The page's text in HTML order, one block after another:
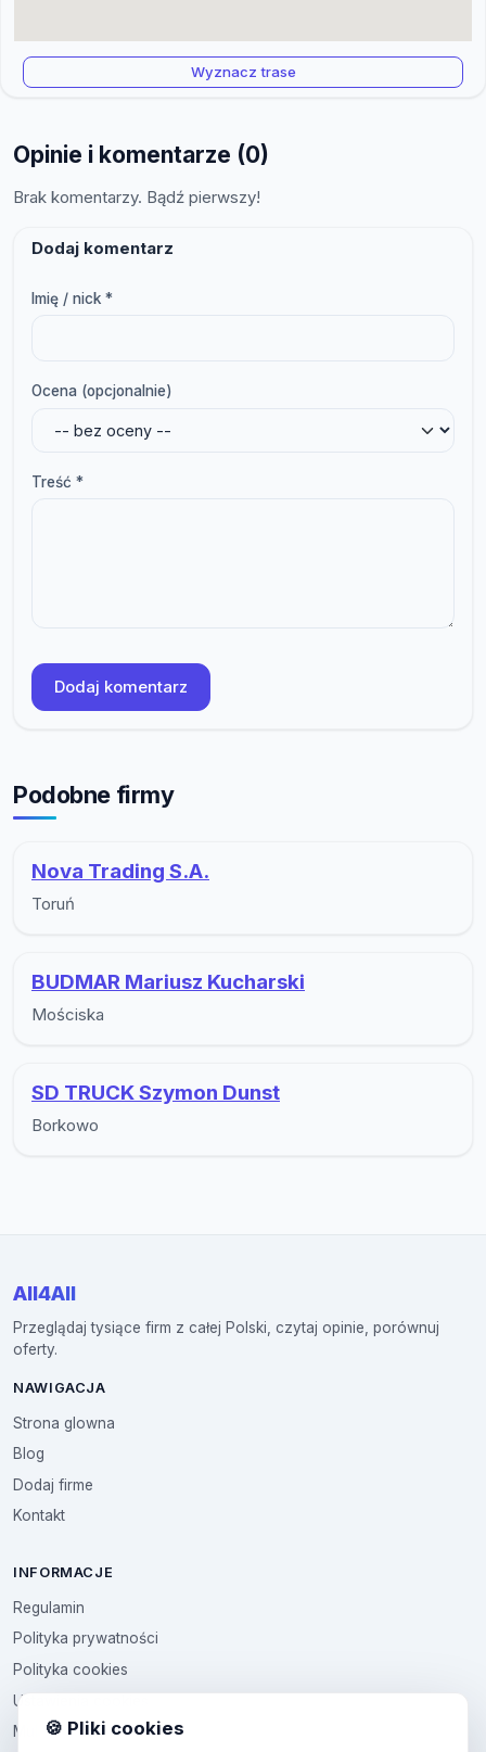
Wyznacz trase
Opinie i komentarze (0)
Brak komentarzy. Bądź pierwszy!
Dodaj komentarz
Imię / nick *
Ocena (opcjonalnie)
Treść *
Dodaj komentarz
Podobne firmy
Nova Trading S.A.
Toruń
BUDMAR Mariusz Kucharski
Mościska
SD TRUCK Szymon Dunst
Borkowo
All4All
Przeglądaj tysiące firm z całej Polski, czytaj opinie, porównuj
oferty.
NAWIGACJA
Strona glowna
Blog
Dodaj firme
Kontakt
INFORMACJE
Regulamin
Polityka prywatności
Polityka cookies
Ustawienia cookies
Multikod🍪 Pliki cookies